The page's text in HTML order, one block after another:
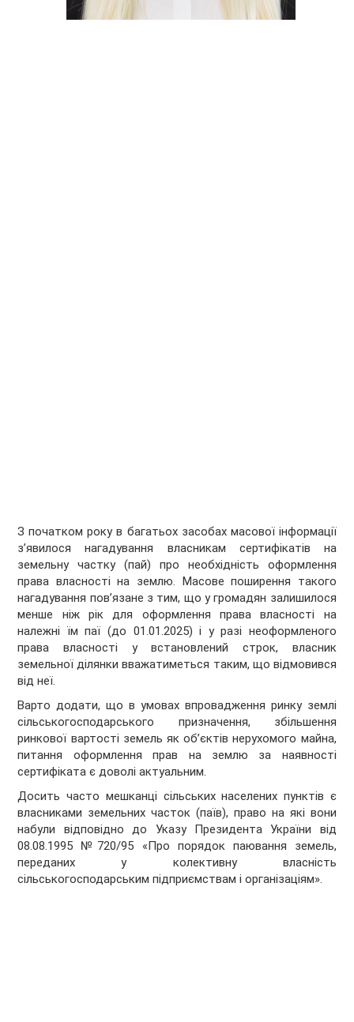
З початком року в багатьох засобах масової інформації
з’явилося нагадування власникам сертифікатів на
земельну частку (пай) про необхідність оформлення
права власності на землю. Масове поширення такого
нагадування пов’язане з тим, що у громадян залишилося
менше ніж рік для оформлення права власності на
належні їм паї (до 01.01.2025) і у разі неоформленого
права власності у встановлений строк, власник
земельної ділянки вважатиметься таким, що відмовився
від неї.
Варто додати, що в умовах впровадження ринку землі
сільськогосподарського призначення, збільшення
ринкової вартості земель як об’єктів нерухомого майна,
питання оформлення прав на землю за наявності
сертифіката є доволі актуальним.
Досить часто мешканці сільських населених пунктів є
власниками земельних часток (паїв), право на які вони
набули відповідно до Указу Президента України від
08.08.1995 №720/95 «Про порядок паювання земель,
переданих у колективну власність
сільськогосподарським підприємствам і організаціям».